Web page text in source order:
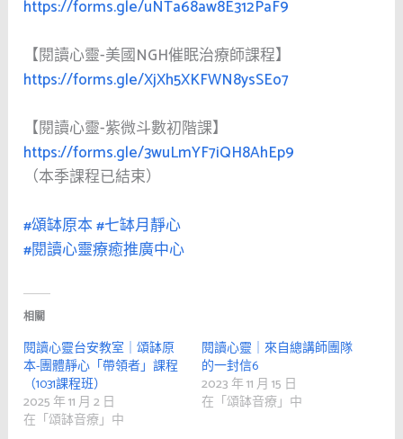
https://forms.gle/uNTa68aw8E312PaF9
【閱讀心靈-美國NGH催眠治療師課程】
https://forms.gle/XjXh5XKFWN8ysSEo7
【閱讀心靈-紫微斗數初階課】
https://forms.gle/3wuLmYF7iQH8AhEp9
（本季課程已結束）
#頌缽原本#七缽月靜心
#閱讀心靈療癒推廣中心
相關
閱讀心靈台安教室｜頌缽原
本-團體靜心「帶領者」課程
（1031課程班）
2025 年 11 月 2 日
在「頌缽音療」中
閱讀心靈｜來自總講師團隊
的一封信6
2023 年 11 月 15 日
在「頌缽音療」中